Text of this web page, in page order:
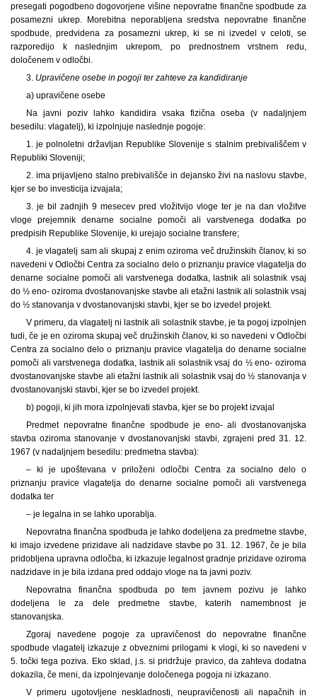
presegati pogodbeno dogovorjene višine nepovratne finančne spodbude za
posamezni ukrep. Morebitna neporabljena sredstva nepovratne finančne
spodbude, predvidena za posamezni ukrep, ki se ni izvedel v celoti, se
razporedijo k naslednjim ukrepom, po prednostnem vrstnem redu,
določenem v odločbi.
3. Upravičene osebe in pogoji ter zahteve za kandidiranje
a) upravičene osebe
Na javni poziv lahko kandidira vsaka fizična oseba (v nadaljnjem
besedilu: vlagatelj), ki izpolnjuje naslednje pogoje:
1. je polnoletni državljan Republike Slovenije s stalnim prebivališčem v
Republiki Sloveniji;
2. ima prijavljeno stalno prebivališče in dejansko živi na naslovu stavbe,
kjer se bo investicija izvajala;
3. je bil zadnjih 9 mesecev pred vložitvijo vloge ter je na dan vložitve
vloge prejemnik denarne socialne pomoči ali varstvenega dodatka po
predpisih Republike Slovenije, ki urejajo socialne transfere;
4. je vlagatelj sam ali skupaj z enim oziroma več družinskih članov, ki so
navedeni v Odločbi Centra za socialno delo o priznanju pravice vlagatelja do
denarne socialne pomoči ali varstvenega dodatka, lastnik ali solastnik vsaj
do ½ eno- oziroma dvostanovanjske stavbe ali etažni lastnik ali solastnik vsaj
do ½ stanovanja v dvostanovanjski stavbi, kjer se bo izvedel projekt.
V primeru, da vlagatelj ni lastnik ali solastnik stavbe, je ta pogoj izpolnjen
tudi, če je en oziroma skupaj več družinskih članov, ki so navedeni v Odločbi
Centra za socialno delo o priznanju pravice vlagatelja do denarne socialne
pomoči ali varstvenega dodatka, lastnik ali solastnik vsaj do ½ eno- oziroma
dvostanovanjske stavbe ali etažni lastnik ali solastnik vsaj do ½ stanovanja v
dvostanovanjski stavbi, kjer se bo izvedel projekt.
b) pogoji, ki jih mora izpolnjevati stavba, kjer se bo projekt izvajal
Predmet nepovratne finančne spodbude je eno- ali dvostanovanjska
stavba oziroma stanovanje v dvostanovanjski stavbi, zgrajeni pred 31. 12.
1967 (v nadaljnjem besedilu: predmetna stavba):
– ki je upoštevana v priloženi odločbi Centra za socialno delo o
priznanju pravice vlagatelja do denarne socialne pomoči ali varstvenega
dodatka ter
– je legalna in se lahko uporablja.
Nepovratna finančna spodbuda je lahko dodeljena za predmetne stavbe,
ki imajo izvedene prizidave ali nadzidave stavbe po 31. 12. 1967, če je bila
pridobljena upravna odločba, ki izkazuje legalnost gradnje prizidave oziroma
nadzidave in je bila izdana pred oddajo vloge na ta javni poziv.
Nepovratna finančna spodbuda po tem javnem pozivu je lahko
dodeljena le za dele predmetne stavbe, katerih namembnost je
stanovanjska.
Zgoraj navedene pogoje za upravičenost do nepovratne finančne
spodbude vlagatelj izkazuje z obveznimi prilogami k vlogi, ki so navedeni v
5. točki tega poziva. Eko sklad, j.s. si pridržuje pravico, da zahteva dodatna
dokazila, če meni, da izpolnjevanje določenega pogoja ni izkazano.
V primeru ugotovljene neskladnosti, neupravičenosti ali napačnih in